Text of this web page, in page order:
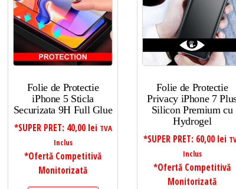
Folie de Protectie
iPhone 5 Sticla
Securizata 9H Full Glue
*SUPER PRET: 40,00 lei TVA
Inclus
*Ofertă Competitivă
Monitorizată
Folie de Protectie
Privacy iPhone 7
Silicon Premium cu
Hydrogel
*SUPER PRET: 60,00 lei
Inclus
*Ofertă Competitivă
Monitorizată